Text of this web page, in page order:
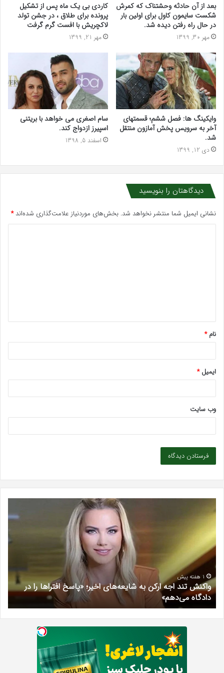
بعد از آن حادثه وحشتناک که کمرش
شکست سایمون کاول برای اولین بار
در حال راه رفتن دیده شد.
مهر 30, 1399
کاردی بی یک ماه پس از تشکیل
پرونده برای طلاق ، در جشن تولد
لاکچریش با افست گرم گرفت
مهر 21, 1399
وایکینگ ها: فصل ششم؛ قسمتهای
آخر به سرویس پخش آمازون منتقل
شد.
دی 12, 1399
سام اصغری می خواهد با بریتنی
اسپیرز ازدواج کند.
اسفند 5, 1398
دیدگاهتان را بنویسید
نشانی ایمیل شما منتشر نخواهد شد. بخش‌های موردنیاز علامت‌گذاری شده‌اند*
*
نام*
ایمیل*
وب‌ سایت
تند
اجه
ارکن
به
شایعه‌های
اخیر؛
«پاسخ
افتراها
را
در
دادگاه
1 هفته پیش
واکنش تند اجه ارکن به شایعه‌های اخیر؛ «پاسخ افتراها را در
دادگاه می‌دهم»